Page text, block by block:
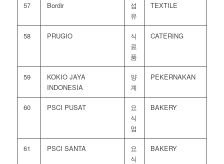
57 Bordir
섬
유
TEXTILE
58 PRUGIO
식
료
품
CATERING
59
KOKIO JAYA
INDONESIA
양
계
PEKERNAKAN
60 PSCI PUSAT
요
식
업
BAKERY
61 PSCI SANTA
요
식
BAKERY